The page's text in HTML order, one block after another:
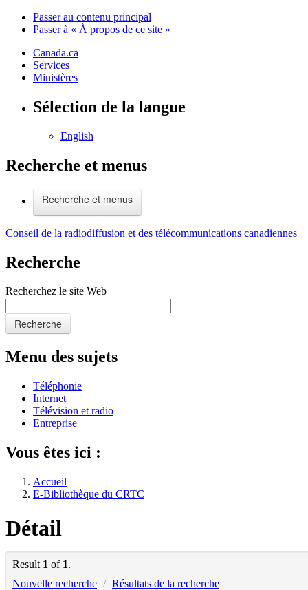
Passer au contenu principal
Passer à « À propos de ce site »
Canada.ca
Services
Ministères
Sélection de la langue
English
Recherche et menus
Recherche et menus
Conseil de la radiodiffusion et des télécommunications canadiennes
Recherche
Recherchez le site Web
Recherche
Menu des sujets
Téléphonie
Internet
Télévision et radio
Entreprise
Vous êtes ici :
Accueil
E-Bibliothèque du CRTC
Détail
Result 1 of 1.
Nouvelle recherche / Résultats de la recherche